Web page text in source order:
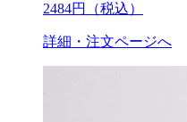
2484円（税込）
詳細・注文ページへ